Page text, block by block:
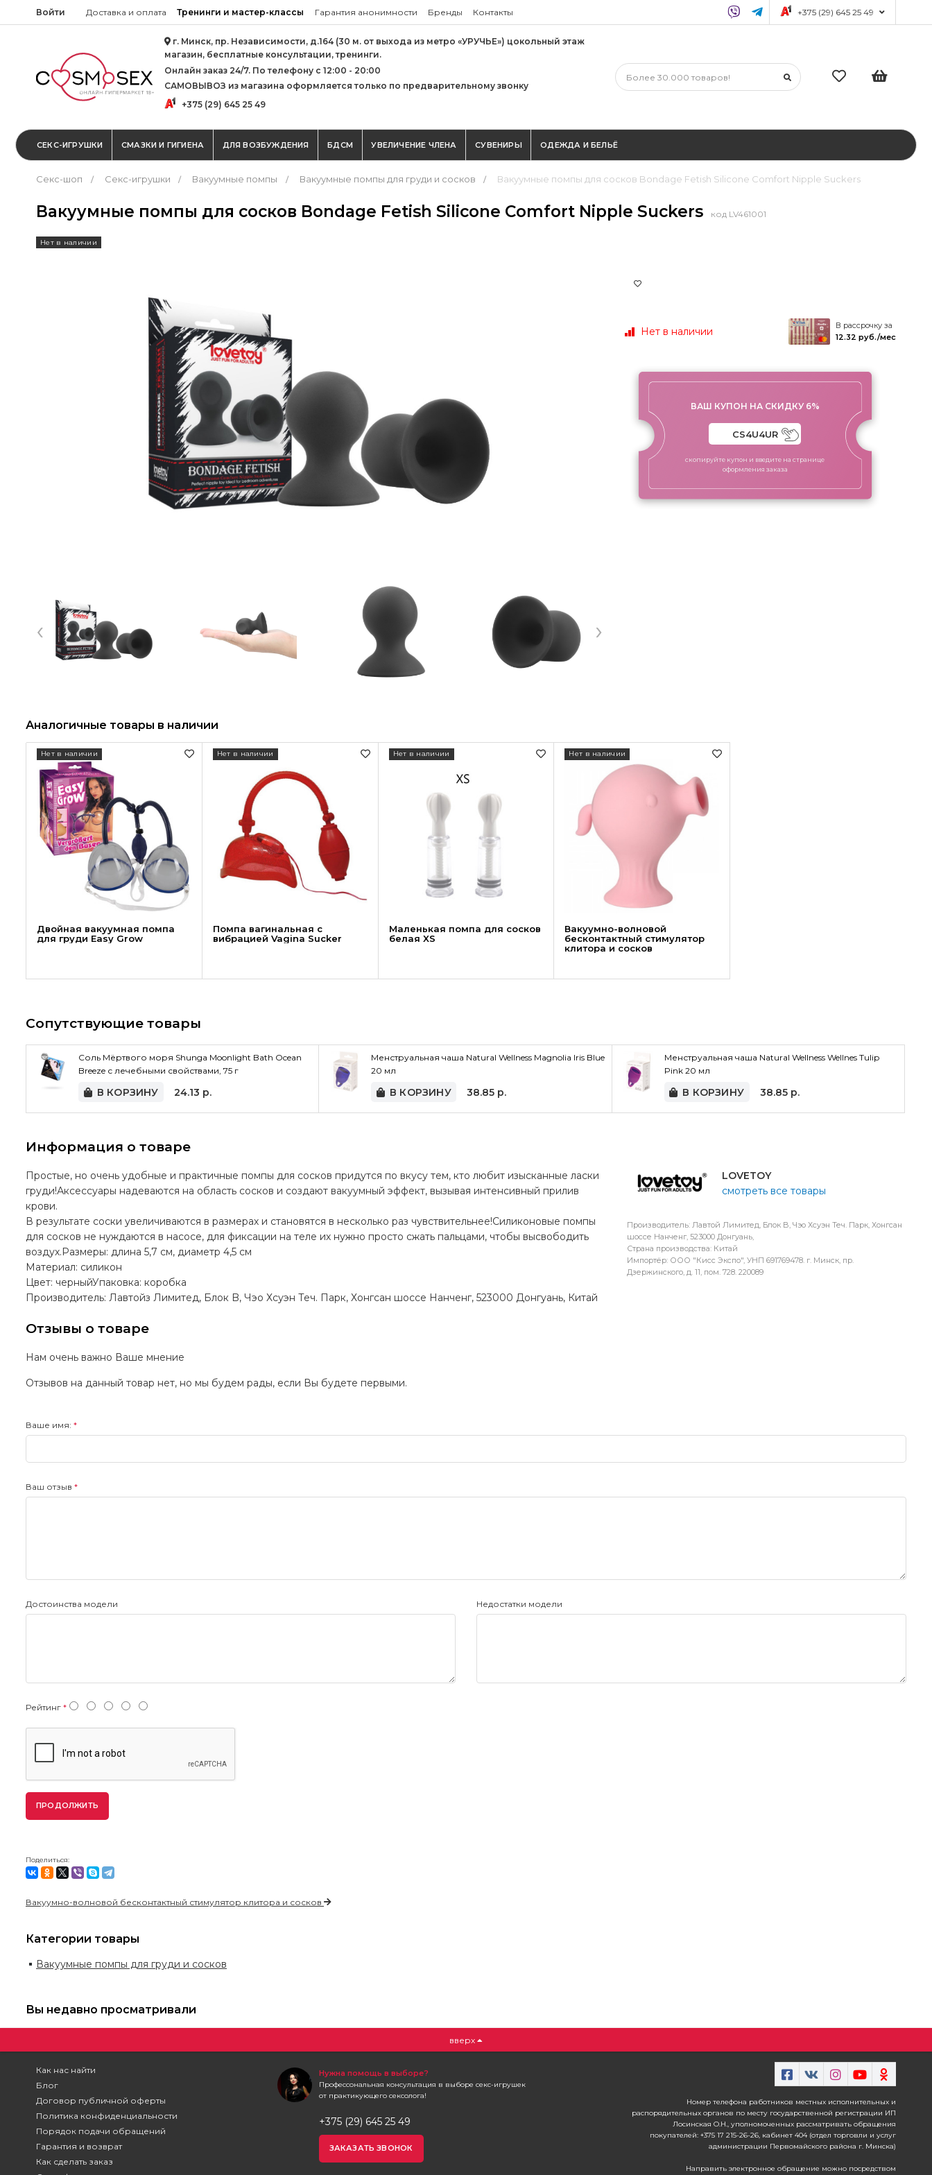
Войти Доставка и оплата Тренинги и мастер-классы Гарантия анонимности Бренды Контакты +375 (29) 645 25 49
г. Минск, пр. Независимости, д.164 (30 м. от выхода из метро «УРУЧЬЕ») цокольный этаж
магазин, бесплатные консультации, тренинги.
Онлайн заказ 24/7. По телефону с 12:00 - 20:00
САМОВЫВОЗ из магазина оформляется только по предварительному звонку
+375 (29) 645 25 49
СЕКС-ИГРУШКИ СМАЗКИ И ГИГИЕНА ДЛЯ ВОЗБУЖДЕНИЯ БДСМ УВЕЛИЧЕНИЕ ЧЛЕНА СУВЕНИРЫ ОДЕЖДА И БЕЛЬЁ
Секс-шоп Секс-игрушки Вакуумные помпы Вакуумные помпы для груди и сосков Вакуумные помпы для сосков Bondage Fetish Silicone Comfort Nipple Suckers
Вакуумные помпы для сосков Bondage Fetish Silicone Comfort Nipple Suckers код LV461001
Нет в наличии
‹ ›
Нет в наличии
В рассрочку за
12.32 руб./мес
ВАШ КУПОН НА СКИДКУ 6%
скопируйте купон и введите на странице
оформления заказа
Аналогичные товары в наличии
Двойная вакуумная помпа
для груди Easy Grow
Нет в наличии
Помпа вагинальная с
вибрацией Vagina Sucker
Нет в наличии
Маленькая помпа для сосков
белая XS
Нет в наличии
Вакуумно-волновой
бесконтактный стимулятор
клитора и сосков
Нет в наличии
Сопутствующие товары
Соль Мёртвого моря Shunga Moonlight Bath Ocean
Breeze с лечебными свойствами, 75 г
В КОРЗИНУ 24.13 р.
Менструальная чаша Natural Wellness Magnolia Iris Blue
20 мл
В КОРЗИНУ 38.85 р.
Менструальная чаша Natural Wellness Wellnes Tulip
Pink 20 мл
В КОРЗИНУ 38.85р.
Информация о товаре
Простые, но очень удобные и практичные помпы для сосков придутся по вкусу тем, кто любит изысканные ласки
груди!Аксессуары надеваются на область сосков и создают вакуумный эффект, вызывая интенсивный прилив
крови.
В результате соски увеличиваются в размерах и становятся в несколько раз чувствительнее!Силиконовые помпы
для сосков не нуждаются в насосе, для фиксации на теле их нужно просто сжать пальцами, чтобы высвободить
воздух.Размеры: длина 5,7 см, диаметр 4,5 см
Материал: силикон
Цвет: черныйУпаковка: коробка
Производитель: Лавтойз Лимитед, Блок B, Чэо Хсуэн Теч. Парк, Хонгсан шоссе Нанченг, 523000 Донгуань, Китай
LOVETOY
смотреть все товары
Производитель: Лавтой Лимитед, Блок B, Чэо Хсуэн Теч. Парк, Хонгсан
шоссе Нанченг, 523000 Донгуань,
Страна производства: Китай
Импортёр: ООО "Кисс Экспо", УНП 691769478. г. Минск, пр.
Дзержинского, д. 11, пом. 728. 220089
Отзывы о товаре
Нам очень важно Ваше мнение
Отзывов на данный товар нет, но мы будем рады, если Вы будете первыми.
Ваше имя:
Ваш отзыв
Достоинства модели Недостатки модели
Рейтинг
ПРОДОЛЖИТЬ
Поделиться:
Вакуумно-волновой бесконтактный стимулятор клитора и сосков
Категории товары
Вакуумные помпы для груди и сосков
Вы недавно просматривали
вверх
Как нас найти
Блог
Договор публичной оферты
Политика конфиденциальности
Порядок подачи обращений
Гарантия и возврат
Как сделать заказ
Нужна помощь в выборе?
Профессональная консультация в выборе секс-игрушек
от практикующего сексолога!
+375 (29) 645 25 49
ЗАКАЗАТЬ ЗВОНОК
Номер телефона работников местных исполнительных и
распорядительных органов по месту государственной регистрации ИП
Лосинская О.Н., уполномоченных рассматривать обращения
покупателей: +375 17 215-26-26, кабинет 404 (отдел торговли и услуг
администрации Первомайского района г. Минска)
Направить электронное обращение можно посредством